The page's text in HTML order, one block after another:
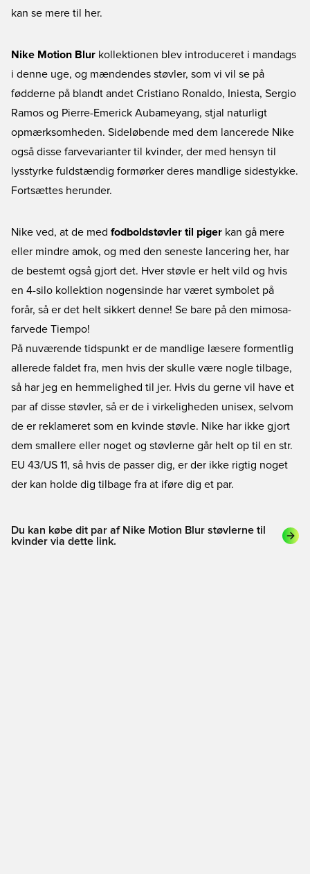
kan se mere til her.
Nike Motion Blur kollektionen blev introduceret i mandags
i denne uge, og mændendes støvler, som vi vil se på
fødderne på blandt andet Cristiano Ronaldo, Iniesta, Sergio
Ramos og Pierre-Emerick Aubameyang, stjal naturligt
opmærksomheden. Sideløbende med dem lancerede Nike
også disse farvevarianter til kvinder, der med hensyn til
lysstyrke fuldstændig formørker deres mandlige sidestykke.
Fortsættes herunder.
Nike ved, at de med fodboldstøvler til piger kan gå mere
eller mindre amok, og med den seneste lancering her, har
de bestemt også gjort det. Hver støvle er helt vild og hvis
en 4-silo kollektion nogensinde har været symbolet på
forår, så er det helt sikkert denne! Se bare på den mimosa-
farvede Tiempo!
På nuværende tidspunkt er de mandlige læsere formentlig
allerede faldet fra, men hvis der skulle være nogle tilbage,
så har jeg en hemmelighed til jer. Hvis du gerne vil have et
par af disse støvler, så er de i virkeligheden unisex, selvom
de er reklameret som en kvinde støvle. Nike har ikke gjort
dem smallere eller noget og støvlerne går helt op til en str.
EU 43/US 11, så hvis de passer dig, er der ikke rigtig noget
der kan holde dig tilbage fra at iføre dig et par.
Du kan købe dit par af Nike Motion Blur støvlerne til
kvinder via dette link.